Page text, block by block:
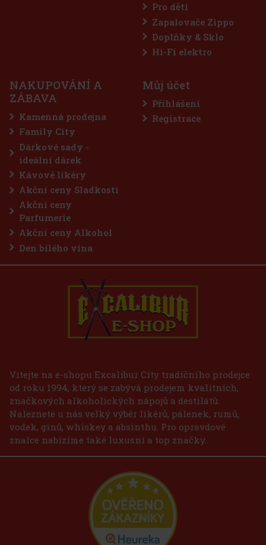
Pro děti
Zapalovače Zippo
Doplňky & Sklo
Hi-Fi elektro
NAKUPOVÁNÍ A
ZÁBAVA
Kamenná prodejna
Family City
Dárkové sady -
ideální dárek
Kávové likéry
Akční ceny Sladkosti
Akční ceny
Parfumerie
Akční ceny Alkohol
Den bílého vína
Můj účet
Přihlášení
Registrace
Vítejte na e-shopu Excalibur City tradičního prodejce
od roku 1994, který se zabývá prodejem kvalitních,
značkových alkoholických nápojů a destilátů.
Naleznete u nás velký výběr likérů, pálenek, rumů,
vodek, ginů, whiskey a absinthu. Pro opravdové
znalce nabízíme také luxusní a top značky.